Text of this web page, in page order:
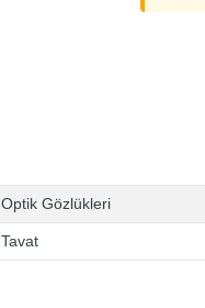
Optik Gözlükleri
Tavat